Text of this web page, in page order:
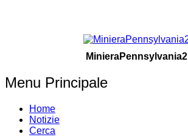
MinieraPennsylvania2
Menu Principale
Home
Notizie
Cerca